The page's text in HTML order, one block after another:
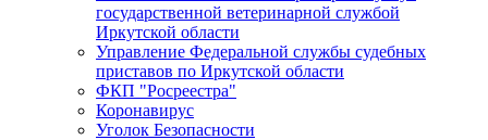
государственной ветеринарной службой
Иркутской области
Управление Федеральной службы судебных
приставов по Иркутской области
ФКП "Росреестра"
Коронавирус
Уголок Безопасности